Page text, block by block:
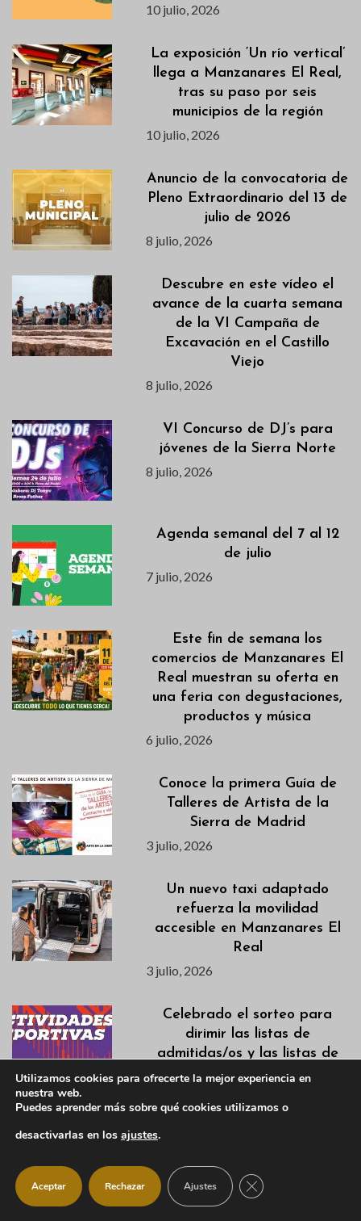
10 julio, 2026
La exposición ‘Un río vertical’
llega a Manzanares El Real,
tras su paso por seis
municipios de la región
10 julio, 2026
Anuncio de la convocatoria de
Pleno Extraordinario del 13 de
julio de 2026
8 julio, 2026
Descubre en este vídeo el
avance de la cuarta semana
de la VI Campaña de
Excavación en el Castillo
Viejo
8 julio, 2026
VI Concurso de DJ’s para
jóvenes de la Sierra Norte
8 julio, 2026
Agenda semanal del 7 al 12
de julio
7 julio, 2026
Este fin de semana los
comercios de Manzanares El
Real muestran su oferta en
una feria con degustaciones,
productos y música
6 julio, 2026
Conoce la primera Guía de
Talleres de Artista de la
Sierra de Madrid
3 julio, 2026
Un nuevo taxi adaptado
refuerza la movilidad
accesible en Manzanares El
Real
3 julio, 2026
Celebrado el sorteo para
dirimir las listas de
admitidas/os y las listas de
espera en la oferta deportiva
3 julio, 2026
Manzanares El Real para
estudiar en el Centro de
Utilizamos cookies para ofrecerte la mejor experiencia en
nuestra web.
Puedes aprender más sobre qué cookies utilizamos o
desactivarlas en los ajustes.
Aceptar Rechazar Ajustes CERRAR EL